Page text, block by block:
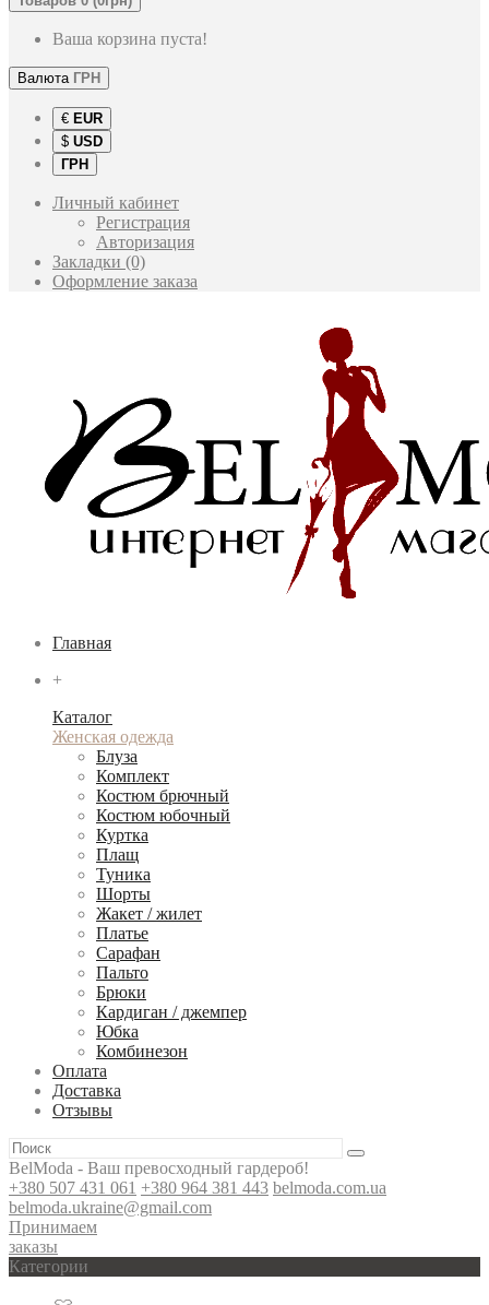
Ваша корзина пуста!
Валюта ГРН
€ EUR
$ USD
ГРН
Личный кабинет
Регистрация
Авторизация
Закладки (0)
Оформление заказа
Главная
+
Каталог
Женская одежда
Блуза
Комплект
Костюм брючный
Костюм юбочный
Куртка
Плащ
Туника
Шорты
Жакет / жилет
Платье
Сарафан
Пальто
Брюки
Кардиган / джемпер
Юбка
Комбинезон
Оплата
Доставка
Отзывы
BelModa - Ваш превосходный гардероб!
+380 507 431 061 +380 964 381 443 belmoda.com.ua
belmoda.ukraine@gmail.com
Принимаем
заказы
Категории